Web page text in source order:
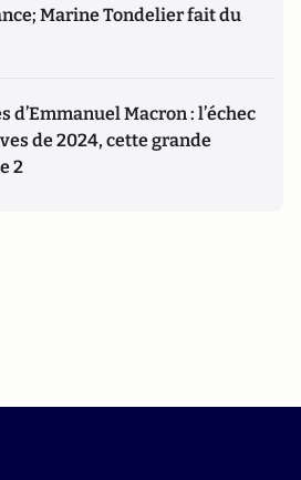
Marine Tondelier fait du
d’Emmanuel Macron : l’échec
de 2024, cette grande
2